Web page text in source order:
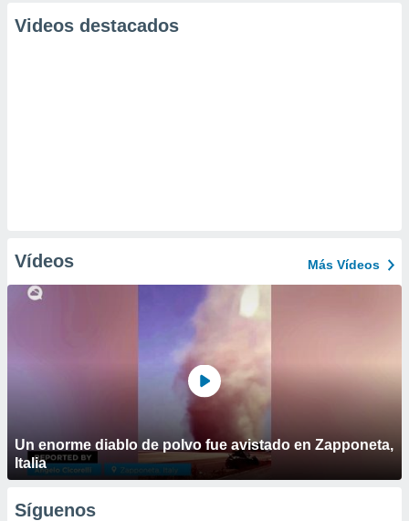
Videos destacados
Vídeos Más Vídeos
Un enorme diablo de polvo fue avistado en Zapponeta,
Italia
Síguenos